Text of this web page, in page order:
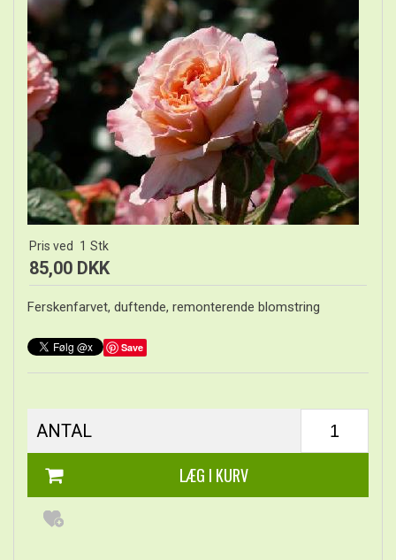
Pris ved 1 Stk
85,00 DKK
Ferskenfarvet, duftende, remonterende blomstring
Save
ANTAL